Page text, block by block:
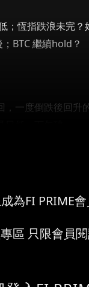
；恆指跌浪未完？
BTC 繼續hold？
一度倒跌後回升
為FI PRIME會
區 只限會員